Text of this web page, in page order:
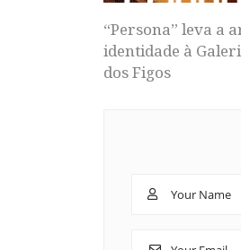
“Persona” leva a
identidade à
dos Figos